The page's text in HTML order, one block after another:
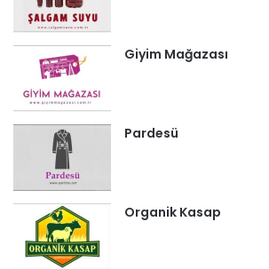
Giyim Mağazası
Pardesü
Organik Kasap